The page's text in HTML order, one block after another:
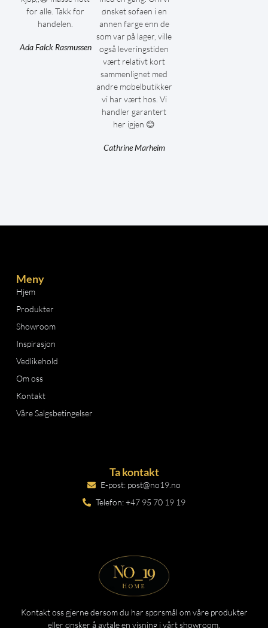
for alle. Takk for
handelen.
Ada Falck Rasmussen
ønsket sofaen i en
annen farge enn de
som var på lager, ville
også leveringstiden
vært relativt kort
sammenlignet med
andre møbelbutikker
vi har vært hos. Vi
handler garantert
her igjen 😊
Cathrine Marheim
Kontakt oss gjerne dersom du har spørsmål om våre produkter
eller ønsker å avtale en visning i vårt showroom.
Meny
Hjem
Produkter
Showroom
Inspirasjon
Vedlikehold
Om oss
Kontakt
Våre Salgsbetingelser
Ta kontakt
E-post: post@no19.no
Telefon: +47 95 70 19 19